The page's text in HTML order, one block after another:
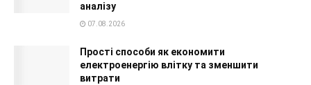
аналізу
07.08.2026
Прості способи як економити
електроенергію влітку та зменшити
витрати